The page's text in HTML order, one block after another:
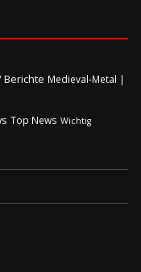
Berichte Medieval-Metal |
Top News Wichtig